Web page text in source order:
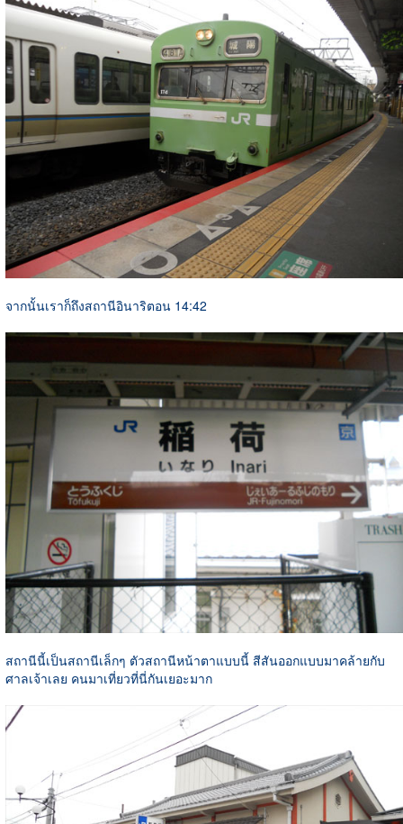
จากนั้นเราก็ถึงสถานีอินาริตอน 14:42
สถานีนี้เป็นสถานีเล็กๆ ตัวสถานีหน้าตาแบบนี้ สีสันออกแบบมาคล้ายกับ
ศาลเจ้าเลย คนมาเที่ยวที่นี่กันเยอะมาก